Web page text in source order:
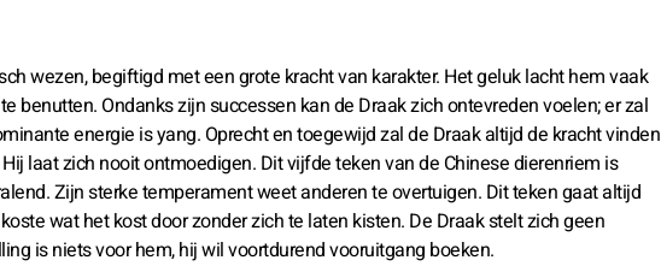
wezen, begiftigd met een grote kracht van karakter. Het geluk lacht hem vaak
benutten. Ondanks zijn successen kan de Draak zich ontevreden voelen; er zal
energie is yang. Oprecht en toegewijd zal de Draak altijd de kracht vinden
laat zich nooit ontmoedigen. Dit vijfde teken van de Chinese dierenriem is
Zijn sterke temperament weet anderen te overtuigen. Dit teken gaat altijd
wat het kost door zonder zich te laten kisten. De Draak stelt zich geen
is niets voor hem, hij wil voortdurend vooruitgang boeken.